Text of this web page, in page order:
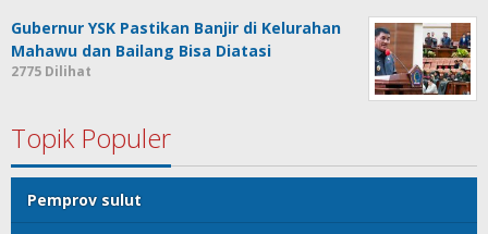
Gubernur YSK Pastikan Banjir di Kelurahan
Mahawu dan Bailang Bisa Diatasi
2775 Dilihat
Topik Populer
Pemprov sulut